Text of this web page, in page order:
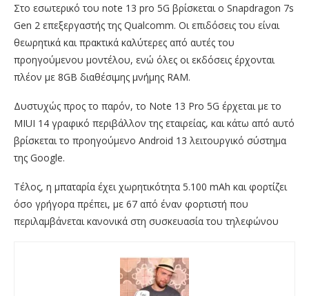
Στο εσωτερικό του note 13 pro 5G βρίσκεται ο Snapdragon 7s
Gen 2 επεξεργαστής της Qualcomm. Οι επιδόσεις του είναι
θεωρητικά και πρακτικά καλύτερες από αυτές του
προηγούμενου μοντέλου, ενώ όλες οι εκδόσεις έρχονται
πλέον με 8GB διαθέσιμης μνήμης RAM.
Δυστυχώς προς το παρόν, το Note 13 Pro 5G έρχεται με το
MIUI 14 γραφικό περιβάλλον της εταιρείας, και κάτω από αυτό
βρίσκεται το προηγούμενο Android 13 λειτουργικό σύστημα
της Google.
Τέλος, η μπαταρία έχει χωρητικότητα 5.100 mAh και φορτίζει
όσο γρήγορα πρέπει, με 67 από έναν φορτιστή που
περιλαμβάνεται κανονικά στη συσκευασία του τηλεφώνου